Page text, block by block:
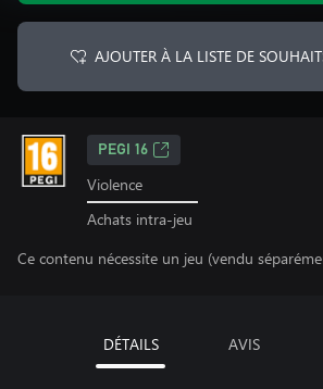
AJOUTER À LA LISTE DE
PEGI 16
Violence
Achats intra-jeu
Ce contenu nécessite un jeu (vendu
DÉTAILS AVIS